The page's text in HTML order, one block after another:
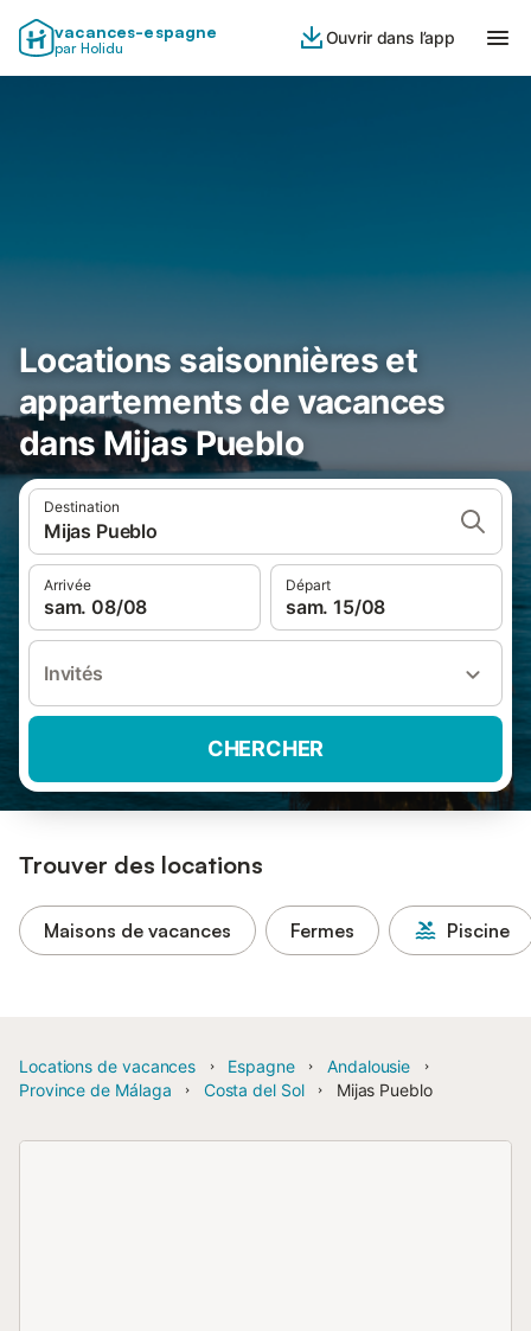
vacances-espagne
par Holidu
Ouvrir dans l’app
Locations saisonnières et
appartements de vacances
dans Mijas Pueblo
Destination
Mijas Pueblo
Arrivée
sam. 08/08
Départ
sam. 15/08
Invités
CHERCHER
Trouver des locations
Maisons de vacances Fermes Piscine
Locations de vacances Espagne
Andalousie
Province de Málaga
Costa del Sol Mijas Pueblo